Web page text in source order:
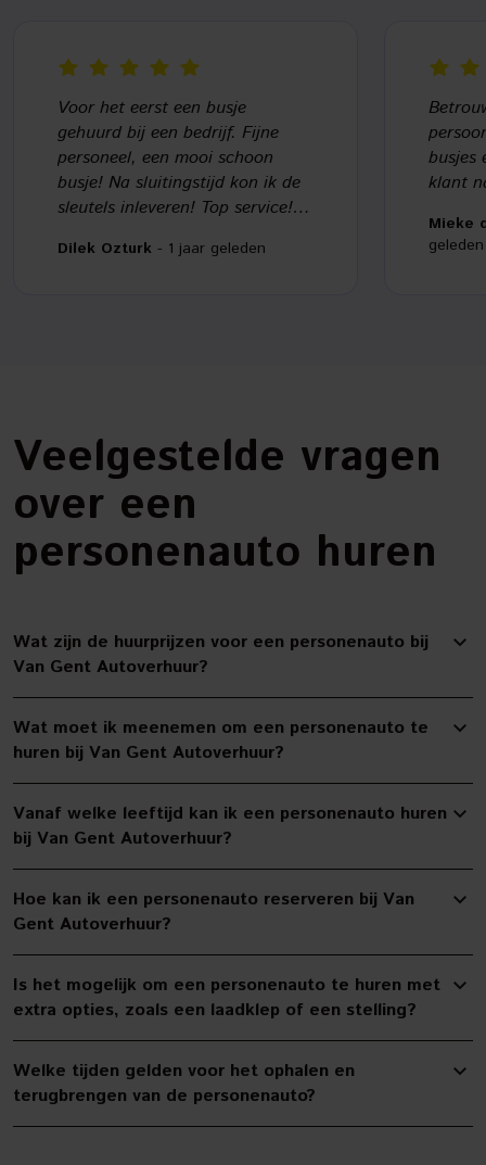
Voor het eerst een busje
gehuurd bij een bedrijf. Fijne
personeel, een mooi schoon
busje! Na sluitingstijd kon ik de
sleutels inleveren! Top service!
Dilek Ozturk - 1 jaar geleden
busjes
klant
Mieke
geleden
Veelgestelde vragen
over een
personenauto huren
Wat zijn de huurprijzen voor een personenauto bij
Van Gent Autoverhuur?
Wat moet ik meenemen om een personenauto te
huren bij Van Gent Autoverhuur?
Vanaf welke leeftijd kan ik een personenauto huren
bij Van Gent Autoverhuur?
Hoe kan ik een personenauto reserveren bij Van
Gent Autoverhuur?
Is het mogelijk om een personenauto te huren met
extra opties, zoals een laadklep of een stelling?
Welke tijden gelden voor het ophalen en
terugbrengen van de personenauto?